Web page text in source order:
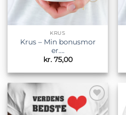
KRUS
Krus – Min bonusmor
er….
kr.75,00
Tilføj til